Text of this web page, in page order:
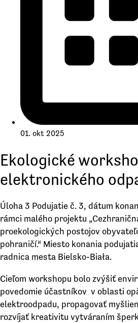
01. okt 2025
Ekologické
elektronického
Úloha 3 Podujatie č. 3, dátum
rámci malého projektu
proekologických postojov
pohraničí.“ Miesto konania
radnica mesta Bielsko-Biała.
Cieľom workshopu bolo zvýšiť
povedomie účastníkov v oblasti
elektroodpadu, propagovať
rozvíjať kreativitu vytváraním